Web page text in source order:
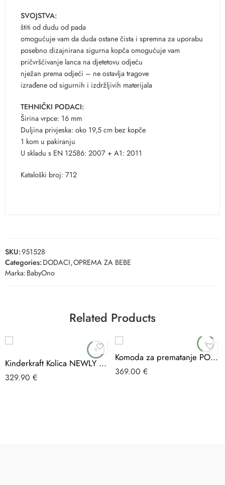
SVOJSTVA:
štiti od dudu od pada
omogućuje vam da duda ostane čista i spremna za uporabu
posebno dizajnirana sigurna kopča omogućuje vam
pričvršćivanje lanca na djetetovu odjeću
nježan prema odjeći – ne ostavlja tragove
izrađene od sigurnih i izdržljivih materijala
TEHNIČKI PODACI:
Širina vrpce: 16 mm
Duljina privjeska: oko 19,5 cm bez kopče
1 kom u pakiranju
U skladu s EN 12586: 2007 + A1: 2011
Kataloški broj: 712
SKU:951528
Categories:DODACI,OPREMA ZA BEBE
Marka:BabyOno
Related Products
Kinderkraft Kolica NEWLY 3u1 MINK PRO, classic black
329.90 €
Komoda za prematanje POLAR
369.00 €